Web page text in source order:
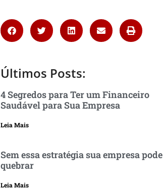
Últimos Posts:
4 Segredos para Ter um Financeiro
Saudável para Sua Empresa
Leia Mais
Sem essa estratégia sua empresa pode
quebrar
Leia Mais